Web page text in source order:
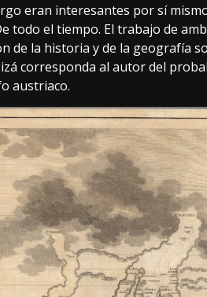
eran interesantes por sí
todo el tiempo. El trabajo de
de la historia y de la geografía
corresponda al autor del
austriaco.